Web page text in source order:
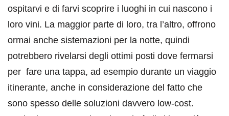
ospitarvi e di farvi scoprire i luoghi in cui nascono i
loro vini. La maggior parte di loro, tra l’altro, offrono
ormai anche sistemazioni per la notte, quindi
potrebbero rivelarsi degli ottimi posti dove fermarsi
per fare una tappa, ad esempio durante un viaggio
itinerante, anche in considerazione del fatto che
sono spesso delle soluzioni davvero low-cost.